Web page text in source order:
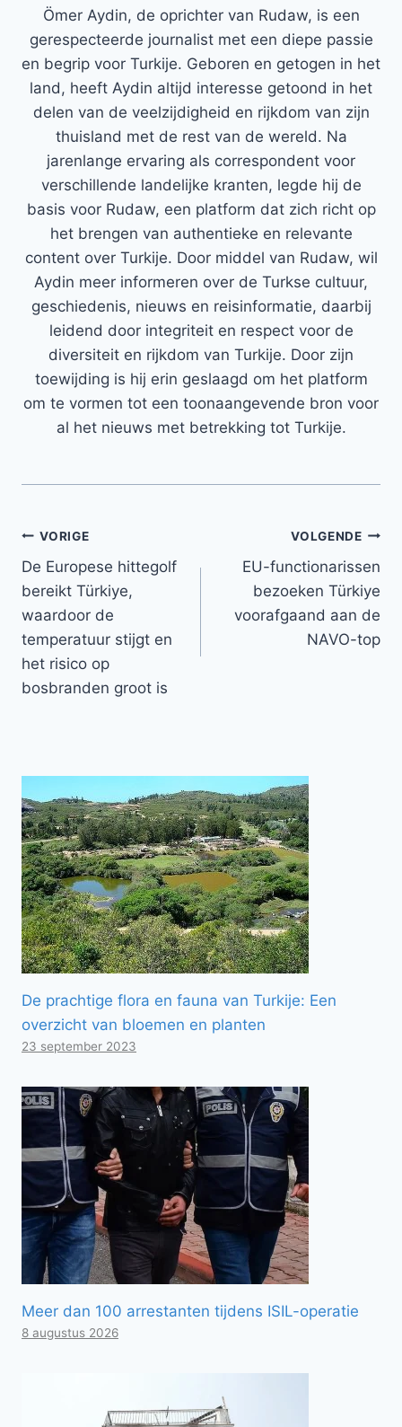
Ömer Aydin, de oprichter van Rudaw, is een
gerespecteerde journalist met een diepe passie
en begrip voor Turkije. Geboren en getogen in het
land, heeft Aydin altijd interesse getoond in het
delen van de veelzijdigheid en rijkdom van zijn
thuisland met de rest van de wereld. Na
jarenlange ervaring als correspondent voor
verschillende landelijke kranten, legde hij de
basis voor Rudaw, een platform dat zich richt op
het brengen van authentieke en relevante
content over Turkije. Door middel van Rudaw, wil
Aydin meer informeren over de Turkse cultuur,
geschiedenis, nieuws en reisinformatie, daarbij
leidend door integriteit en respect voor de
diversiteit en rijkdom van Turkije. Door zijn
toewijding is hij erin geslaagd om het platform
om te vormen tot een toonaangevende bron voor
al het nieuws met betrekking tot Turkije.
Bericht
navigatie
VORIGE
De Europese hittegolf
bereikt Türkiye,
waardoor de
temperatuur stijgt en
het risico op
bosbranden groot is
VOLGENDE
EU-functionarissen
bezoeken Türkiye
voorafgaand aan de
NAVO-top
De prachtige flora en fauna van Turkije: Een
overzicht van bloemen en planten
23 september 2023
Meer dan 100 arrestanten tijdens ISIL-operatie
8 augustus 2026